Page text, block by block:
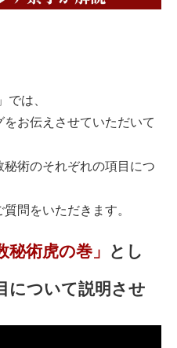
では、
お伝えさせていただいて
術のそれぞれの項目につ
問をいただきます。
秘術虎の巻」
とし
について説明させ